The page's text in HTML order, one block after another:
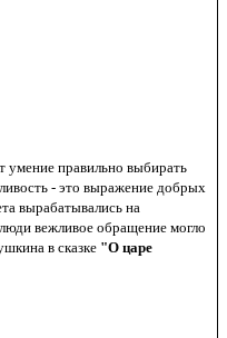
умение правильно выбирать
- это выражение добрых
вырабатывались на
вежливое обращение могло
в сказке "О царе